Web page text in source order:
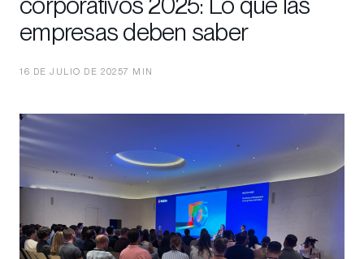
empresas deben saber
16 DE JULIO DE 20257 MIN